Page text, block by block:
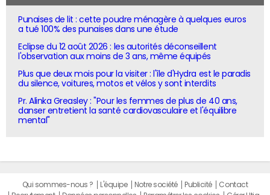
Punaises de lit : cette poudre ménagère à quelques euros
a tué 100% des punaises dans une étude
Eclipse du 12 août 2026 : les autorités déconseillent
l'observation aux moins de 3 ans, même équipés
Plus que deux mois pour la visiter : l'île d'Hydra est le paradis
du silence, voitures, motos et vélos y sont interdits
Pr. Alinka Greasley : "Pour les femmes de plus de 40 ans,
danser entretient la santé cardiovasculaire et l'équilibre
mental"
Qui sommes-nous ? L'équipe Notre société Publicité
Contact